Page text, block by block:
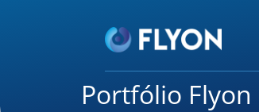
Portfólio Flyon